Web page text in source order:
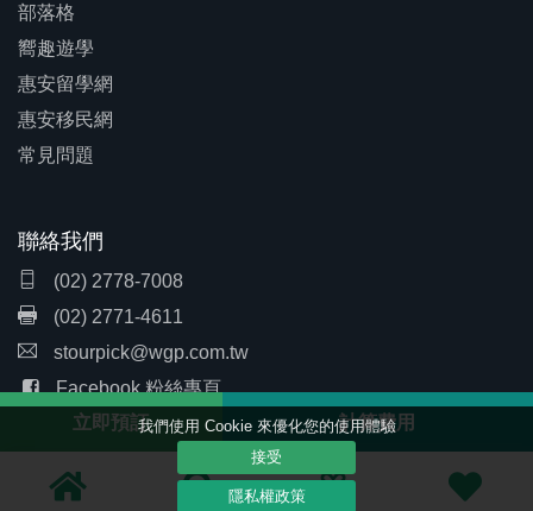
我們使用 Cookie 來優化您的使用體驗
接受
隱私權政策
立即預訂 計算費用
部落格
嚮趣遊學
惠安留學網
惠安移民網
常見問題
聯絡我們
(02) 2778-7008
(02) 2771-4611
stourpick@wgp.com.tw
Facebook 粉絲專頁
隱私條款
Copyright© 2018 雙瑩文創 (惠安集團) All rights reserved.